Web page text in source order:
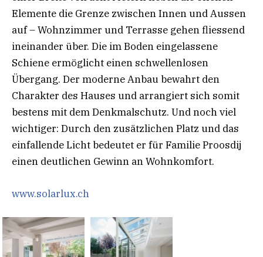
Elemente die Grenze zwischen Innen und Aussen
auf – Wohnzimmer und Terrasse gehen fliessend
ineinander über. Die im Boden eingelassene
Schiene ermöglicht einen schwellenlosen
Übergang. Der moderne Anbau bewahrt den
Charakter des Hauses und arrangiert sich somit
bestens mit dem Denkmalschutz. Und noch viel
wichtiger: Durch den zusätzlichen Platz und das
einfallende Licht bedeutet er für Familie Proosdij
einen deutlichen Gewinn an Wohnkomfort.
www.solarlux.ch